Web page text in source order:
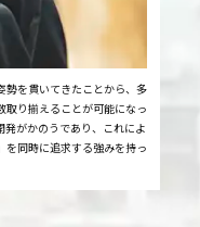
勢を貫いてきたことから、多
取り揃えることが可能になっ
がかのうであり、これによ
を同時に追求する強みを持っ